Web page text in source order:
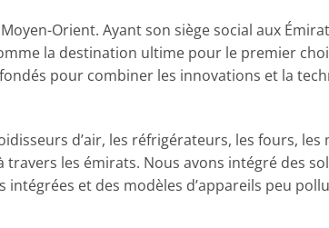
Orient. Ayant son siège social aux
la destination ultime pour le premier
pour combiner les innovations et la
d’air, les réfrigérateurs, les fours, les
travers les émirats. Nous avons intégré des
et des modèles d’appareils peu